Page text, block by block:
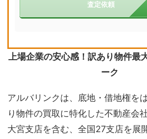
査定依頼
上場企業の安心感！訳あり物件最
ーク
アルバリンクは、底地・借地権を
り物件の買取に特化した不動産会
大宮支店を含む、全国27支店を展